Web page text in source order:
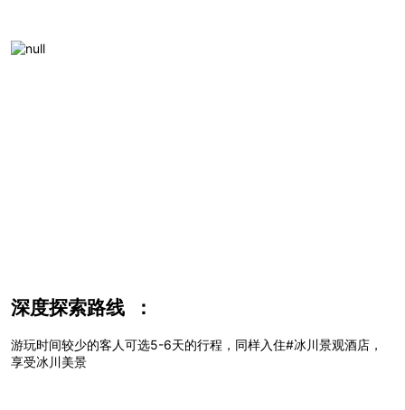
深度探索路线 ：
游玩时间较少的客人可选5-6天的行程，同样入住#冰川景观酒店，
享受冰川美景